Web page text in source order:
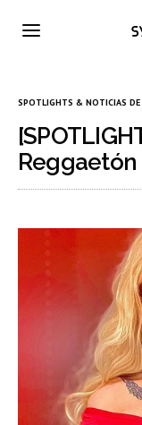
SPOTLIGHTS & NOTICIAS DE
Reggaetón